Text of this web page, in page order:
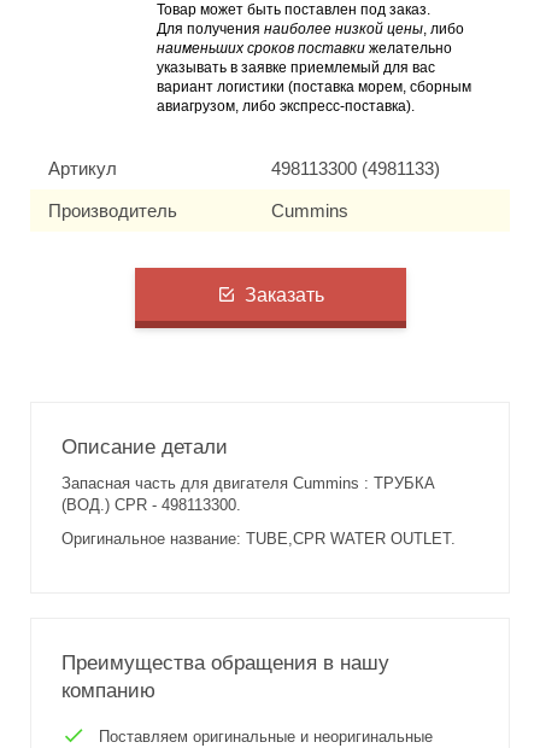
Товар может быть поставлен под заказ.
Для получения наиболее низкой цены, либо
наименьших сроков поставки желательно
указывать в заявке приемлемый для вас
вариант логистики (поставка морем, сборным
авиагрузом, либо экспресс-поставка).
Артикул 498113300 (4981133)
Производитель Cummins
Заказать
Описание детали
Запасная часть для двигателя Cummins : ТРУБКА
(ВОД.) CPR - 498113300.
Оригинальное название: TUBE,CPR WATER OUTLET.
Преимущества обращения в нашу
компанию
Поставляем оригинальные и неоригинальные